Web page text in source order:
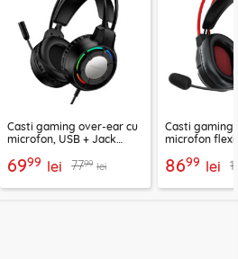
Casti gaming over-ear cu
microfon, USB + Jack
BO112
6999 lei 7799 lei
Casti gaming
microfon
8699 lei